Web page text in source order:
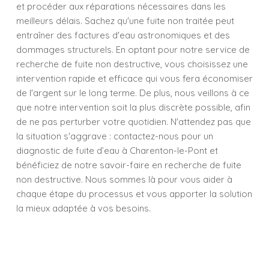
et procéder aux réparations nécessaires dans les
meilleurs délais. Sachez qu'une fuite non traitée peut
entraîner des factures d'eau astronomiques et des
dommages structurels. En optant pour notre service de
recherche de fuite non destructive, vous choisissez une
intervention rapide et efficace qui vous fera économiser
de l'argent sur le long terme. De plus, nous veillons à ce
que notre intervention soit la plus discrète possible, afin
de ne pas perturber votre quotidien. N'attendez pas que
la situation s'aggrave : contactez-nous pour un
diagnostic de fuite d’eau à Charenton-le-Pont et
bénéficiez de notre savoir-faire en recherche de fuite
non destructive. Nous sommes là pour vous aider à
chaque étape du processus et vous apporter la solution
la mieux adaptée à vos besoins.